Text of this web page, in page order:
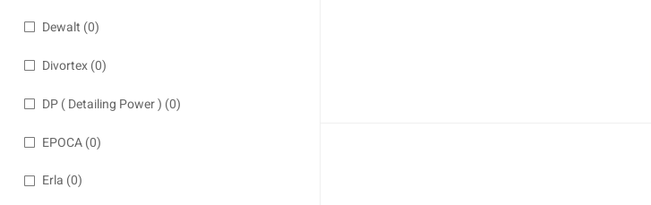
Dewalt (0)
Divortex(0)
DP ( Detailing Power ) (0)
EPOCA(0)
Erla (0)